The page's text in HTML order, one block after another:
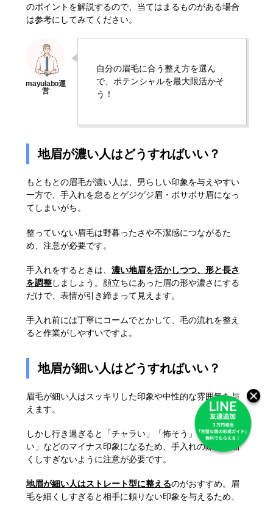
のポイントを解説するので、当てはまるものがある場合
は参考にしてみてください。
自分の眉毛に合う整え方を選ん
で、ポテンシャルを最大限活かそ
う！
地眉が濃い人はどうすればいい？
もともとの眉毛が濃い人は、男らしい印象を与えやすい
一方で、手入れを怠るとゲジゲジ眉・ボサボサ眉になっ
てしまいがち。
整っていない眉毛は野暮ったさや不潔感につながるた
め、注意が必要です。
手入れをするときは、 濃い地眉を活かしつつ、形と長さ
を調整しましょう。顔立ちにあった眉の形や濃さにする
だけで、表情が引き締まって見えます。
手入れ前には丁寧にコームでとかして、毛の流れを整え
ると作業がしやすいですよ。
地眉が細い人はどうすればいい？
眉毛が細い人はスッキリした印象や中性的な雰囲気を与
えます。
しかし行き過ぎると「チャラい」「怖そう」「頼りな
い」などのマイナス印象になるため、手入れの際には細
くしすぎないように注意が必要です。
地眉が細い人はストレート型に整えるのがおすすめ。眉
毛を細くしすぎると相手に頼りない印象を与えるため、